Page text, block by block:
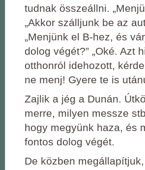
tudnak összeállni.
„Akkor szálljunk be az
„Menjünk el B-hez, és
dolog végét?” „Oké. Azt
otthonról idehozott,
ne menj! Gyere te is
Zajlik a jég a Dunán.
merre, milyen messze
hogy megyünk haza, és
fontos dolog végét.
De közben